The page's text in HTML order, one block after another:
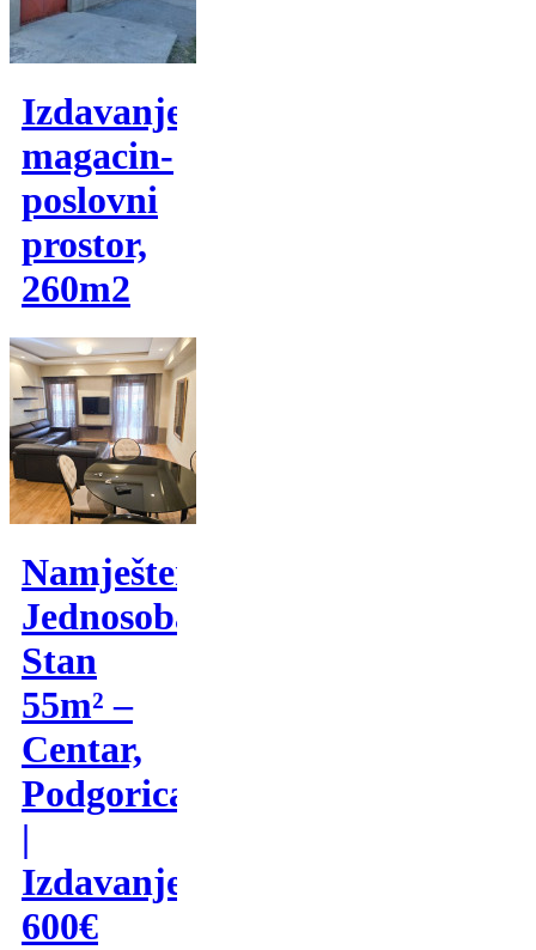
Izdavanje,
magacin-
poslovni
prostor,
260m2
Namješten
Jednosoban
Stan
55m² –
Centar,
Podgorica
|
Izdavanje
600€